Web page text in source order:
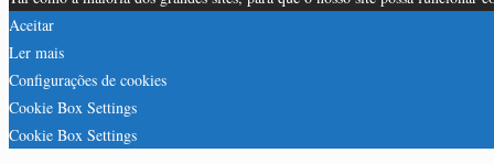
Aceitar
Ler mais
Configurações de cookies
Cookie Box Settings
Cookie Box Settings